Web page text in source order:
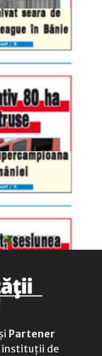
- 17.00
- 12.00
Partener
instituții de